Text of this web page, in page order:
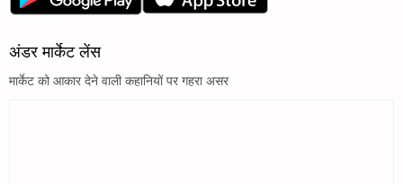
अंडर मार्केट लेंस
मार्केट को आकार देने वाली कहानियों पर गहरा असर